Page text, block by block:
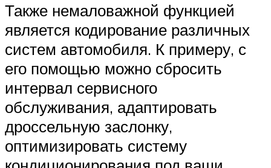
Также немаловажной функцией
является кодирование различных
систем автомобиля. К примеру, с
его помощью можно сбросить
интервал сервисного
обслуживания, адаптировать
дроссельную заслонку,
оптимизировать систему